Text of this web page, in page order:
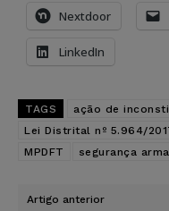
Nextdoor
LinkedIn
TAGS ação de
Lei Distrital nº 5.964/
MPDFT
segurança
Artigo anterior